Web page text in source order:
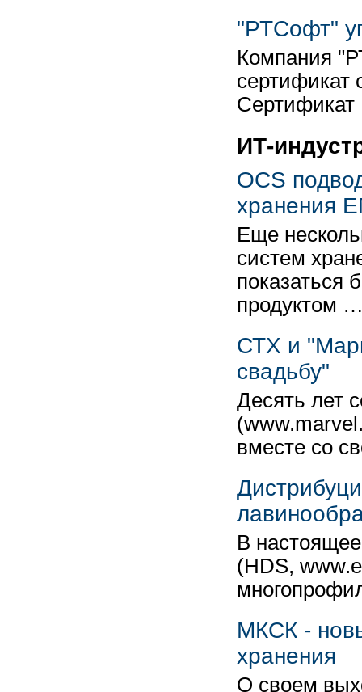
"РТСофт"
Компания
сертификат
ИТ-
OCS
хранения
Еще
систем
показаться
продуктом
СТХ и
свадьбу"
Десять лет
вместе со
В
(HDS,
МКСК -
хранения
О своем